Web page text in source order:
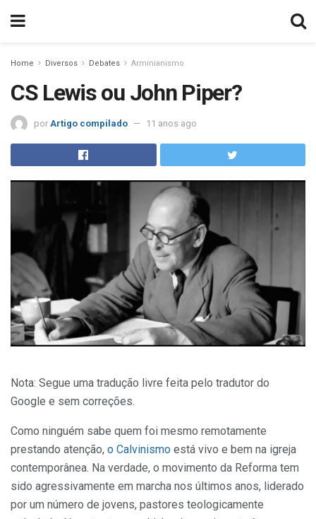
Home Diversos Debates Arminianismo
CS Lewis ou John Piper?
por Artigo compilado 11 anos ago
Nota: Segue uma tradução livre feita pelo tradutor do
Google e sem correções.
Como ninguém sabe quem foi mesmo remotamente
prestando atenção, o Calvinismo está vivo e bem na igreja
contemporânea. Na verdade, o movimento da Reforma tem
sido agressivamente em marcha nos últimos anos, liderado
por um número de jovens, pastores teologicamente